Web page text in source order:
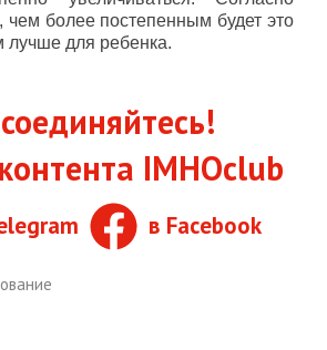
чем более постепенным будет это
лучше для ребенка.
IMHOclub
в Facebook